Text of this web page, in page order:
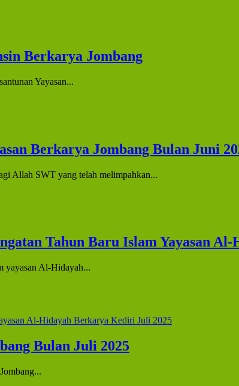
Berkarya Jombang
Yayasan...
Berkarya Jombang Bulan Juni
Allah SWT yang telah melimpahkan...
Tahun Baru Islam Yayasan
yayasan Al-Hidayah...
Bulan Juli 2025